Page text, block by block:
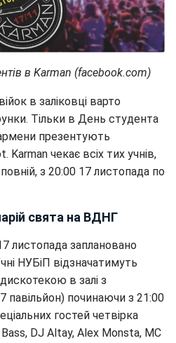
в Karman (facebook.com)
в заліковці варто
Тільки в День студента
презентують
чекає всіх тих учнів,
з 20:00 17 листопада по
свята на ВДНГ
листопада заплановано
НУБіП відзначатимуть
в залі з
починаючи з 21:00
гостей четвірка
DJ Altay, Alex Monsta, MC